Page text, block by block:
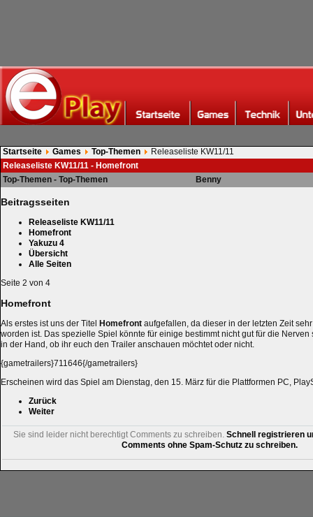
Startseite Games Top-Themen
Releaseliste KW11/11
Releaseliste KW11/11 - Homefront
Top-Themen - Top-Themen
Benny
Beitragsseiten
Releaseliste KW11/11
Homefront
Yakuzu 4
Übersicht
Alle Seiten
Seite 2 von 4
Homefront
Als erstes ist uns der Titel Homefront aufgefallen, da dieser in der letzten Zeit
worden ist. Das spezielle Spiel könnte für einige bestimmt nicht gut für die
in der Hand, ob ihr euch den Trailer anschauen möchtet oder nicht.
{gametrailers}711646{/gametrailers}
Erscheinen wird das Spiel am Dienstag, den 15. März für die Plattformen PC,
Zurück
Weiter
Sie sind leider nicht berechtigt Comments zu schreiben. Schnell registrieren
Comments ohne Spam-Schutz zu schreiben.